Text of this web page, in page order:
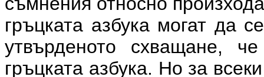
гръцката азбука могат да
утвърденото схващане,
гръцката азбука. Но за